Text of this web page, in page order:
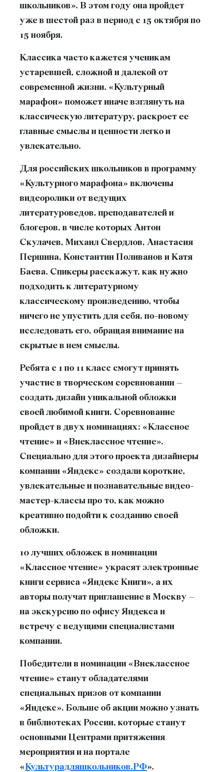
школьников». В этом году она пройдет
уже в шестой раз в период с 15 октября по
15 ноября.
Классика часто кажется ученикам
устаревшей, сложной и далекой от
современной жизни. «Культурный
марафон» поможет иначе взглянуть на
классическую литературу, раскроет ее
главные смыслы и ценности легко и
увлекательно.
Для российских школьников в программу
«Культурного марафона» включены
видеоролики от ведущих
литературоведов, преподавателей и
блогеров, в числе которых Антон
Скулачев, Михаил Свердлов, Анастасия
Першина, Константин Поливанов и Катя
Баева. Спикеры расскажут, как нужно
подходить к литературному
классическому произведению, чтобы
ничего не упустить для себя, по-новому
исследовать его, обращая внимание на
скрытые в нем смыслы.
Ребята с 1 по 11 класс смогут принять
участие в творческом соревновании –
создать дизайн уникальной обложки
своей любимой книги. Соревнование
пройдет в двух номинациях: «Классное
чтение» и «Внеклассное чтение».
Специально для этого проекта дизайнеры
компании «Яндекс» создали короткие,
увлекательные и познавательные видео-
мастер-классы про то, как можно
креативно подойти к созданию своей
обложки.
10 лучших обложек в номинации
«Классное чтение» украсят электронные
книги сервиса «Яндекс Книги», а их
авторы получат приглашение в Москву –
на экскурсию по офису Яндекса и
встречу с ведущими специалистами
компании.
Победители в номинации «Внеклассное
чтение» станут обладателями
специальных призов от компании
«Яндекс». Больше об акции можно узнать
в библиотеках России, которые станут
основными Центрами притяжения
мероприятия и на портале
«Культурадляшкольников.РФ».